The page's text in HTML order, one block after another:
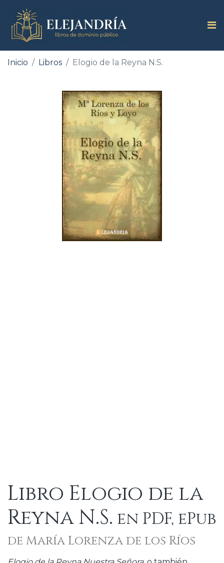
Inicio Libros Elogio de la Reyna N.S.
Libro Elogio de la
Reyna N.S. en PDF, ePub
de María Lorenza de los Ríos